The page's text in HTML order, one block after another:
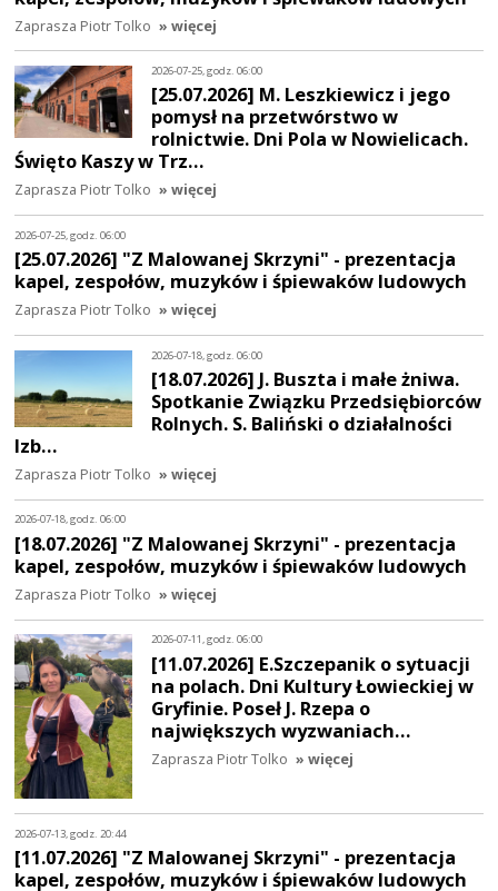
Zaprasza Piotr Tolko » więcej
2026-07-25, godz. 06:00
[25.07.2026] M. Leszkiewicz i jego
pomysł na przetwórstwo w
rolnictwie. Dni Pola w Nowielicach.
Święto Kaszy w Trz…
Zaprasza Piotr Tolko » więcej
2026-07-25, godz. 06:00
[25.07.2026] "Z Malowanej Skrzyni" - prezentacja
kapel, zespołów, muzyków i śpiewaków ludowych
Zaprasza Piotr Tolko » więcej
2026-07-18, godz. 06:00
[18.07.2026] J. Buszta i małe żniwa.
Spotkanie Związku Przedsiębiorców
Rolnych. S. Baliński o działalności
Izb…
Zaprasza Piotr Tolko » więcej
2026-07-18, godz. 06:00
[18.07.2026] "Z Malowanej Skrzyni" - prezentacja
kapel, zespołów, muzyków i śpiewaków ludowych
Zaprasza Piotr Tolko » więcej
2026-07-11, godz. 06:00
[11.07.2026] E.Szczepanik o sytuacji
na polach. Dni Kultury Łowieckiej w
Gryfinie. Poseł J. Rzepa o
największych wyzwaniach…
Zaprasza Piotr Tolko » więcej
2026-07-13, godz. 20:44
[11.07.2026] "Z Malowanej Skrzyni" - prezentacja
kapel, zespołów, muzyków i śpiewaków ludowych